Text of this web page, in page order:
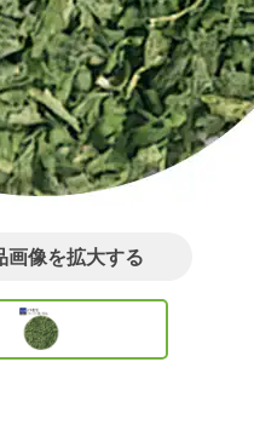
画像を拡大する